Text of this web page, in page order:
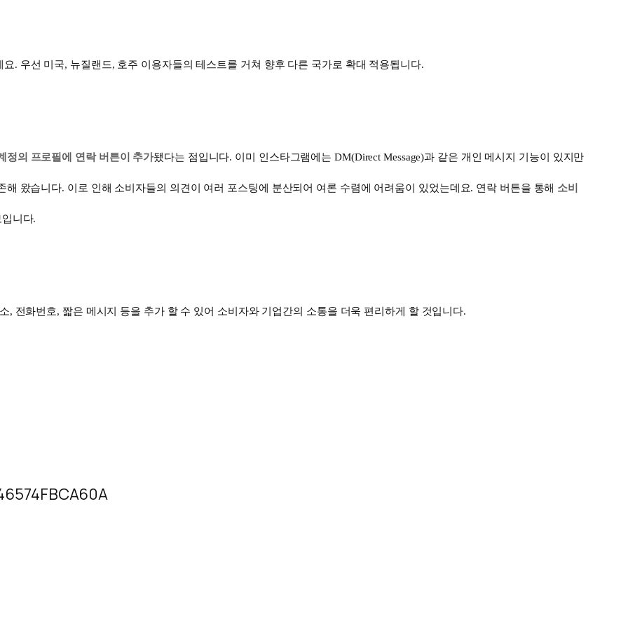
요. 우선 미국, 뉴질랜드, 호주 이용자들의 테스트를 거쳐 향후 다른 국가로 확대 적용됩니다.
정의 프로필에 연락 버튼이 추가됐다는 점입니다. 이미 인스타그램에는DM(Direct Message)과 같은 개인 메시지 기능이 있지만
해 왔습니다. 이로 인해 소비자들의 의견이 여러 포스팅에 분산되어 여론 수렴에 어려움이 있었는데요. 연락 버튼을 통해 소비
니다.
, 전화번호, 짧은 메시지 등을 추가 할 수 있어 소비자와 기업간의 소통을 더욱 편리하게 할 것입니다.